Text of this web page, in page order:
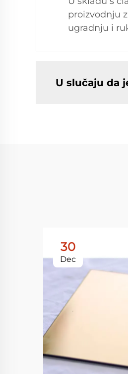
proizvodnju
ugradnju i
U slučaju da
30
Dec